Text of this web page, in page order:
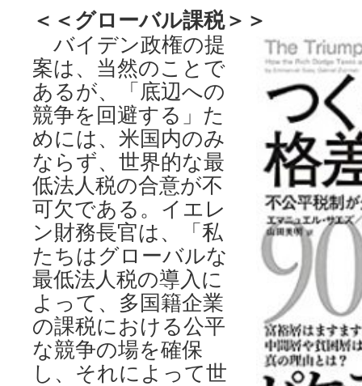
＜＜グローバル課税＞＞
バイデン政権の提
案は、当然のことで
あるが、「底辺への
競争を回避する」た
めには、米国内のみ
ならず、世界的な最
低法人税の合意が不
可欠である。イエレ
ン財務長官は、「私
たちはグローバルな
最低法人税の導入に
よって、多国籍企業
の課税における公平
な競争の場を確保
し、それによって世